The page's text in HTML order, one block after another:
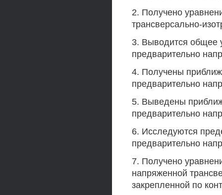
2. Получено
трансверсально-
3. Выводится общее
предварительно
4. Получены
предварительно
5. Выведены
предварительно
6. Исследуются
предварительно
7. Получено
напряженной
закрепленной по